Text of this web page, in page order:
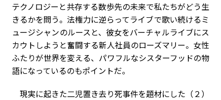
テクノロジーと共存する数歩先の未来で私たちがどう生
きるかを問う。法権力に逆らってライブで歌い続けるミ
ュージシャンのルースと、彼女をバーチャルライブにス
カウトしようと奮闘する新人社員のローズマリー。女性
ふたりが世界を変える、パワフルなシスターフッドの物
語になっているのもポイントだ。
現実に起きた二児置き去り死事件を題材にした（２）